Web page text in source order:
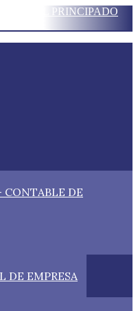
CONTABLE DE
DE EMPRESA